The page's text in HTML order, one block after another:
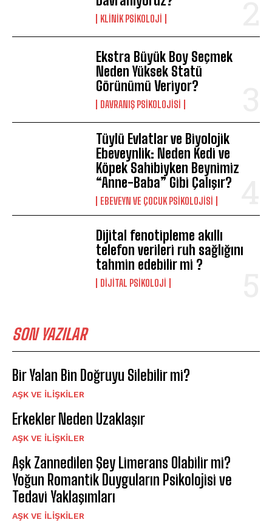
ABONE OL
KLINIK PSIKOLOJI
Ekstra Büyük Boy Seçmek
Neden Yüksek Statü
Görünümü Veriyor?
DAVRANIŞ PSIKOLOJISI
Tüylü Evlatlar ve Biyolojik
Ebeveynlik: Neden Kedi ve
Köpek Sahibiyken Beynimiz
“Anne-Baba” Gibi Çalışır?
EBEVEYN VE ÇOCUK PSIKOLOJISI
Dijital fenotipleme akıllı
telefon verileri ruh sağlığını
tahmin edebilir mi ?
DIJITAL PSIKOLOJI
SON YAZILAR
Bir Yalan Bin Doğruyu Silebilir mi?
AŞK VE İLIŞKILER
Erkekler Neden Uzaklaşır
AŞK VE İLIŞKILER
Aşk Zannedilen Şey Limerans Olabilir mi?
Yoğun Romantik Duyguların Psikolojisi ve
Tedavi Yaklaşımları
AŞK VE İLIŞKILER